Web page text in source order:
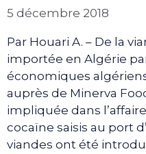
5 décembre 2018
Par Houari A. – De la
importée en Algérie
économiques
auprès de Minerva
impliquée dans
cocaïne saisis au port
viandes ont été